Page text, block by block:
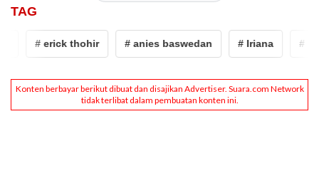
TAG
# erick thohir # anies baswedan # Iriana #